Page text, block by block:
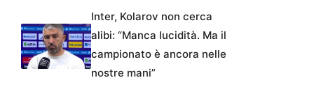
Inter, Kolarov non cerca
alibi: “Manca lucidità. Ma il
campionato è ancora nelle
nostre mani”